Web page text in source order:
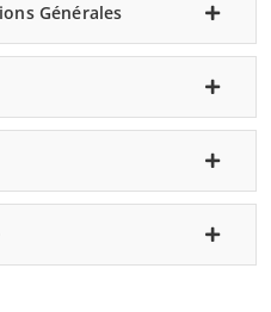
Générales